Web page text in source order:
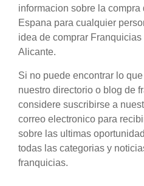
informacion sobre la
Espana para cualquier
idea de comprar
Alicante.
Si no puede encontrar lo
nuestro directorio o blog de
considere suscribirse a
correo electronico para
sobre las ultimas
todas las categorias y
franquicias.